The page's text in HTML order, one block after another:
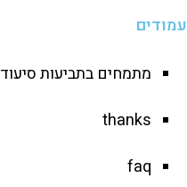
עמודים
מתמחים בתביעות סיעוד
thanks
faq